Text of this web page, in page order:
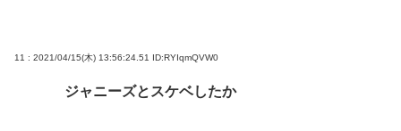
11 : 2021/04/15(木) 13:56:24.51 ID:RYIqmQVW0
ジャニーズとスケベしたか